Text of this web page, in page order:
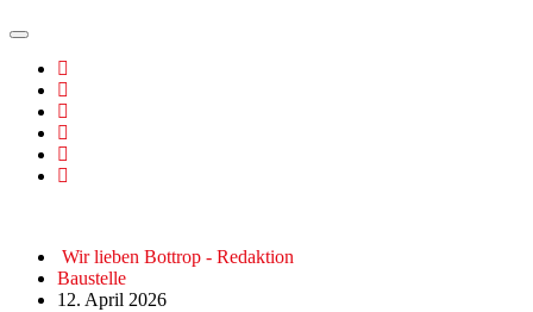
Wir lieben Bottrop - Redaktion
Baustelle
12. April 2026